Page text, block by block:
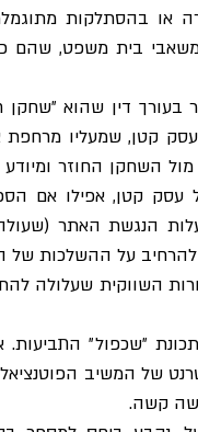
קשה.